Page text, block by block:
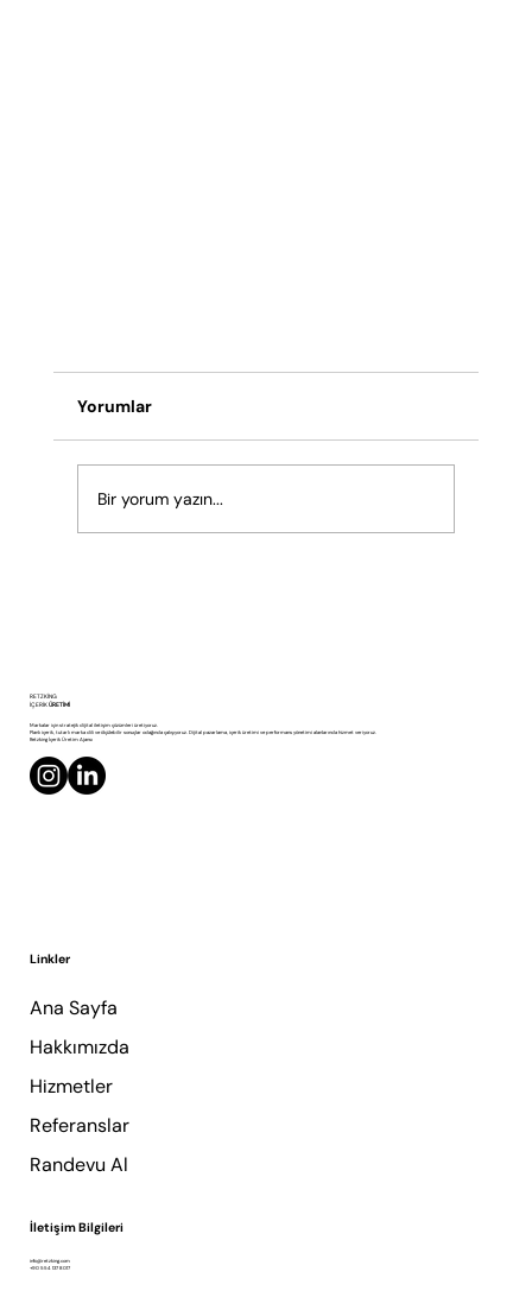
Yorumlar
Bir yorum yazın...
İletişim Bilgileri
info@retzking.com
+90 554 137 8017
RETZKING
İÇERİKÜRETİMİ
Markalar için stratejik dijital iletişim çözümleri üretiyoruz.
Planlı içerik, tutarlı marka dili ve ölçülebilir sonuçlar odağında çalışıyoruz. Dijital pazarlama, içerik üretimi ve performans yönetimi alanlarında hizmet veriyoruz.
Retzking İçerik Üretim Ajansı
Linkler
Ana Sayfa
Hakkımızda
Hizmetler
Referanslar
Randevu Al